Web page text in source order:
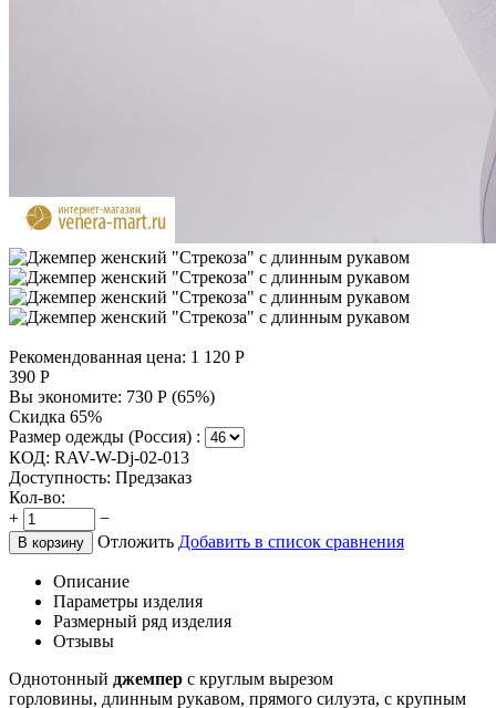
Рекомендованная цена: 1 120 Р
390 Р
Вы экономите: 730 Р (65%)
Скидка 65%
Размер одежды (Россия) :
КОД: RAV-W-Dj-02-013
Доступность: Предзаказ
Кол-во:
+
−
В корзину Отложить Добавить в список сравнения
Описание
Параметры изделия
Размерный ряд изделия
Отзывы
Однотонный джемпер с круглым вырезом
горловины, длинным рукавом, прямого силуэта, с крупным